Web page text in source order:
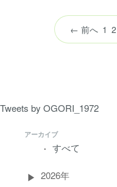
Tweets by OGORI_1972
アーカイブ
すべて
2026年
← 前へ 1 2